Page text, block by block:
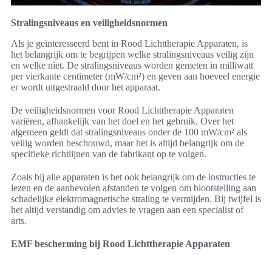
Stralingsniveaus en veiligheidsnormen
Als je geïnteresseerd bent in Rood Lichttherapie Apparaten, is
het belangrijk om te begrijpen welke stralingsniveaus veilig zijn
en welke niet. De stralingsniveaus worden gemeten in milliwatt
per vierkante centimeter (mW/cm²) en geven aan hoeveel energie
er wordt uitgestraald door het apparaat.
De veiligheidsnormen voor Rood Lichttherapie Apparaten
variëren, afhankelijk van het doel en het gebruik. Over het
algemeen geldt dat stralingsniveaus onder de 100 mW/cm² als
veilig worden beschouwd, maar het is altijd belangrijk om de
specifieke richtlijnen van de fabrikant op te volgen.
Zoals bij alle apparaten is het ook belangrijk om de instructies te
lezen en de aanbevolen afstanden te volgen om blootstelling aan
schadelijke elektromagnetische straling te vermijden. Bij twijfel is
het altijd verstandig om advies te vragen aan een specialist of
arts.
EMF bescherming bij Rood Lichttherapie Apparaten